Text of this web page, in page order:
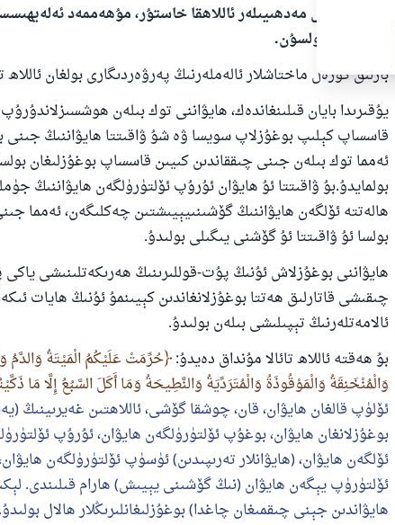
بارلىق گۈزەل مەدھىيىلەر ئاللاھقا خاستۇر، مۇھەممەد
سالاملىرى بولسۇن.
بارلىق گۈزەل ماختاشلار ئالەملەرنىڭ پەرۋەردىگارى بولغان ئاللاھ
يۇقىرىدا بايان قىلىنغاندەك، ھايۋاننى توك بىلەن
قاسساپ كېلىپ بوغۇزلاپ سويسا ۋە شۇ ۋاقىتتا ھايۋاننىڭ جىنى
ئەمما توك بىلەن جىنى چىققاندىن كىيىن قاسساپ بوغۇزلىغان
بولمايدۇ.بۇ ۋاقىتتا ئۇ ھايۋان ئۇرۇپ ئۆلتۈرۈلگەن ھايۋاننىڭ
ھالەتتە ئۆلگەن ھايۋاننىڭ گۆشىنىيېيىشتىن چەكلىگەن، ئەمما
بولسا ئۇ ۋاقىتتا ئۇ گۆشنى يىگىلى بولىدۇ.
ھايۋاننى بوغۇزلاش ئۇنىڭ پۇت-قوللىرىنىڭ ھەرىكەتلىنىشى
چىقىشى قاتارلىق ھەتتا بوغۇزلانغاندىن كېيىنمۇ ئۇنىڭ ھايات
ئالامەتلەرنىڭ تېپىلىشى بىلەن بولىدۇ.
بۇ ھەقتە ئاللاھ تائالا مۇنداق دەيدۇ: حُرِّمَتْ عَلَيْكُمُ الْمَيْتَةُ وَالدَّمُ
وَالْمُنْخَنِقَةُ وَالْمَوْقُوذَةُ وَالْمُتَرَدِّيَةُ وَالنَّطِيحَةُ وَمَا أَكَلَ السَّبُعُ إِلَّا مَا
ئۆلۈپ قالغان ھايۋان، قان، چوشقا گۆشى، ئاللاھتىن غەيرىينىڭ
بوغۇزلانغان ھايۋان، بوغۇپ ئۆلتۈرۈلگەن ھايۋان، ئۇرۇپ
ئۆلگەن ھايۋان، (ھايۋانلار تەرىپىدىن) ئۈسۈپ ئۆلتۈرۈلگەن
ئۆلتۈرۈپ يېگەن ھايۋان (نىڭ گۆشىنى يېيىش) ھارام قىلىندى.
ھايۋاندىن جېنى چىقمىغان چاغدا) بوغۇزلىغانلىرىڭلار ھالال بولىدۇ.
110845 - نومۇرلۇق
ساقلاپ قالدى
ئۇممەتكە جاۋاپ بېرىشىمىزگە
پەيغەمبەرئەلەيھىسسالام مۇنداق
ياخشىلىققا باشلارپ قويغان كىشى قىلغۇچىغا
مۇسلىم رىۋايەت قىلغان (1893) ھەدىس
ئىئائە